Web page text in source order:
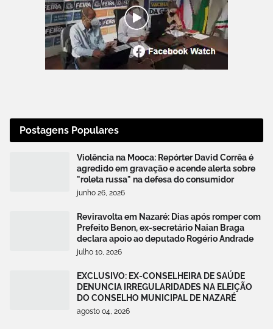
Postagens Populares
Violência na Mooca: Repórter David Corrêa é
agredido em gravação e acende alerta sobre
"roleta russa" na defesa do consumidor
junho 26, 2026
Reviravolta em Nazaré: Dias após romper com
Prefeito Benon, ex-secretário Naian Braga
declara apoio ao deputado Rogério Andrade
julho 10, 2026
EXCLUSIVO: EX-CONSELHEIRA DE SAÚDE
DENUNCIA IRREGULARIDADES NA ELEIÇÃO
DO CONSELHO MUNICIPAL DE NAZARÉ
agosto 04, 2026